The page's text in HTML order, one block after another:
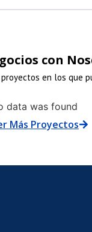
con
en los que
data was found
Más Proyectos